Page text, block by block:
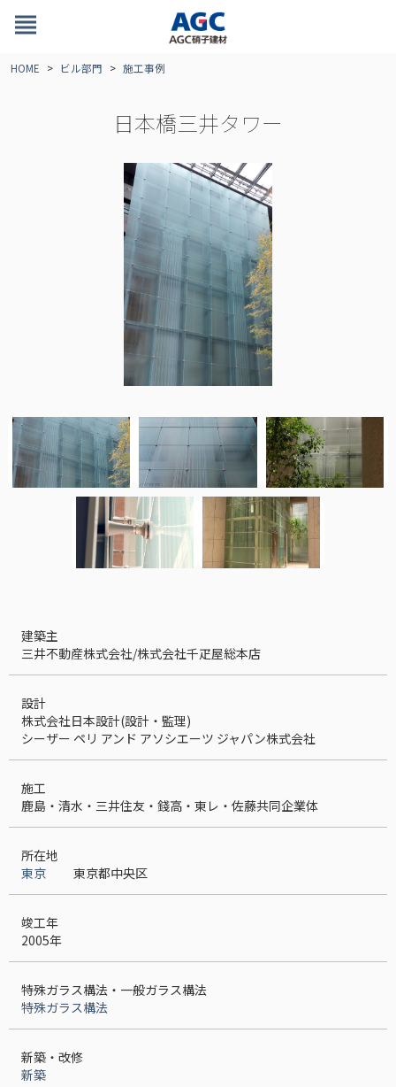
view_headline
HOME ビル部門 施工事例
日本橋三井タワー
建築主
三井不動産株式会社/株式会社千疋屋総本店
設計
株式会社日本設計(設計・監理)
シーザー ペリ アンド アソシエーツ ジャパン株式会社
施工
鹿島・清水・三井住友・錢高・東レ・佐藤共同企業体
所在地
東京
東京都中央区
竣工年
2005年
特殊ガラス構法・⼀般ガラス構法
特殊ガラス構法
新築・改修
新築